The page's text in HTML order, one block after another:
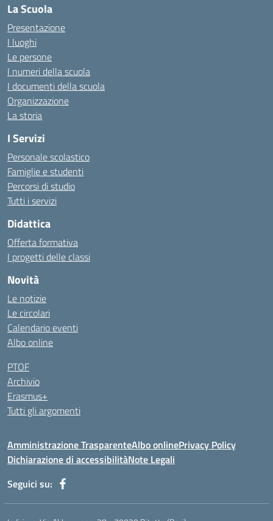
La Scuola
Presentazione
I luoghi
Le persone
I numeri della scuola
I documenti della scuola
Organizzazione
La storia
I Servizi
Personale scolastico
Famiglie e studenti
Percorsi di studio
Tutti i servizi
Didattica
Offerta formativa
I progetti delle classi
Novità
Le notizie
Le circolari
Calendario eventi
Albo online
PTOF
Archivio
Erasmus+
Tutti gli argomenti
Amministrazione TrasparenteAlbo onlinePrivacy Policy
Dichiarazione di accessibilitàNote Legali
Seguici su: